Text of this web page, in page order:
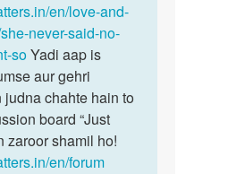
en/love-and-
never-said-no-
soYadi aap is
aur gehri
chahte hain to
board “Just
zaroor shamil ho!
en/forum